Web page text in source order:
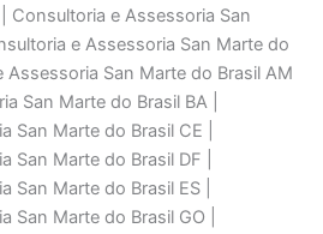
Consultoria e Assessoria San
e Assessoria San Marte do
Assessoria San Marte do Brasil AM
San Marte do Brasil BA |
San Marte do Brasil CE |
San Marte do Brasil DF |
San Marte do Brasil ES |
San Marte do Brasil GO |